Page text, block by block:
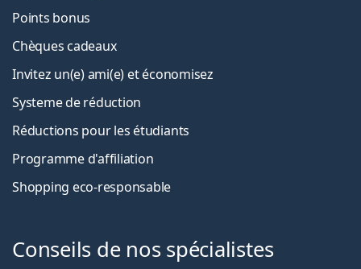
Points bonus
Chèques cadeaux
Invitez un(e) ami(e) et économisez
Systeme de réduction
Réductions pour les étudiants
Programme d'affiliation
Shopping eco-responsable
Conseils de nos spécialistes